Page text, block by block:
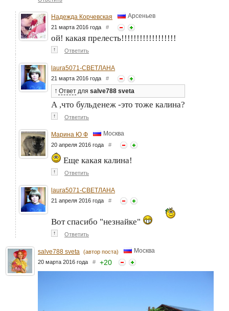
Надежда Корчевская Арсеньев
21 марта 2016 года #
ой! какая прелесть!!!!!!!!!!!!!!!!!!
↑ Ответить
laura5071-СВЕТЛАНА
21 марта 2016 года #
↑ Ответ для salve788 sveta
А ,что бульденеж -это тоже калина?
↑ Ответить
Марина Ю Ф Москва
20 апреля 2016 года #
Еще какая калина!
↑ Ответить
laura5071-СВЕТЛАНА
21 апреля 2016 года #
Вот спасибо "незнайке"
↑ Ответить
salve788 sveta (автор поста) Москва
20 марта 2016 года # +20